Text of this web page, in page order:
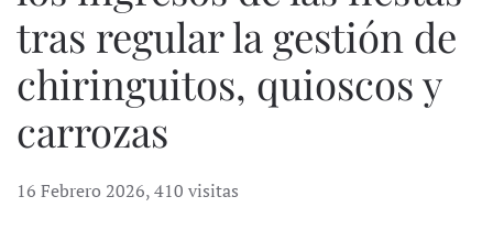
tras regular la gestión de
chiringuitos, quioscos y
carrozas
16 Febrero 2026,410 visitas